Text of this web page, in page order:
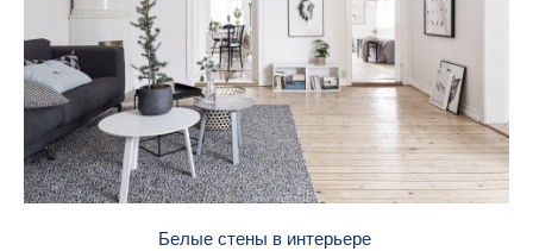
Белые стены в интерьере